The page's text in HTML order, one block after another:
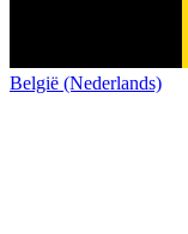
België (Nederlands)